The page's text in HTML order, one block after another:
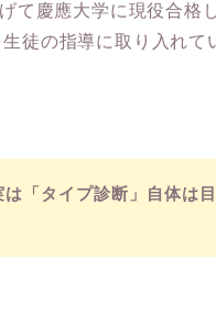
て慶應大学に現役合格
徒の指導に取り入れて
は「タイプ診断」自体は